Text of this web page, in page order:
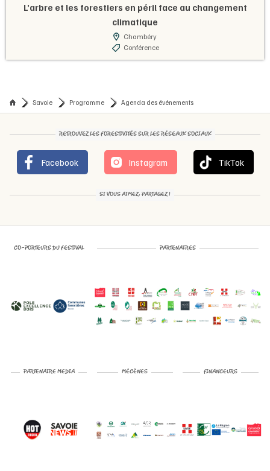
L’arbre et les forestiers en péril face au changement
climatique
Chambéry
Conférence
Savoie Programme Agenda des événements
RETROUVEZ LES FORESTIVITÉS SUR LES RÉSEAUX SOCIAUX
Facebook Instagram TikTok
SI VOUS AIMEZ, PARTAGEZ !
CO-PORTEURS DU FESTIVAL PARTENAIRES
PARTENAIRE MEDIA MÉCÈNES FINANCEURS